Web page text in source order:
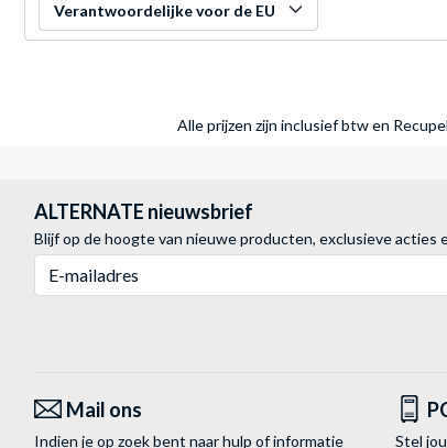
Verantwoordelijke voor de EU
Alle prijzen zijn inclusief btw en
ALTERNATE nieuwsbrief
Blijf op de hoogte van nieuwe producten, exclusieve acties
Mail ons
Indien je op zoek bent naar hulp of informatie Stel